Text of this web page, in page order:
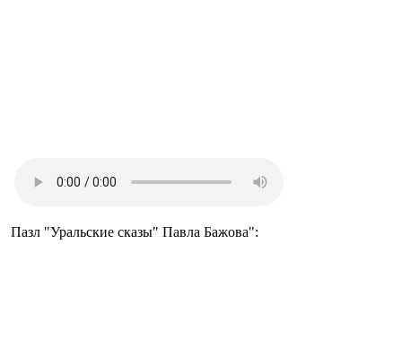
Пазл "Уральские сказы" Павла Бажова":